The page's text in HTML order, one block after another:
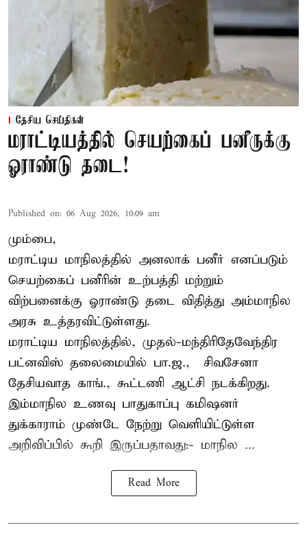
தேசிய செய்திகள்
மராட்டியத்தில் செயற்கைப் பனீருக்கு
ஓராண்டு தடை!
Published on: 06 Aug 2026, 10:09 am
மும்பை,
மராட்டிய மாநிலத்தில் அனலாக் பனீர் எனப்படும்
செயற்கைப் பனீரின் உற்பத்தி மற்றும்
விற்பனைக்கு ஓராண்டு தடை விதித்து அம்மாநில
அரசு உத்தரவிட்டுள்ளது.
மராட்டிய மாநிலத்தில், முதல்-மந்திரிதேவேந்திர
பட்னவிஸ் தலைமையில் பா.ஜ., – சிவசேனா –
தேசியவாத காங்., கூட்டணி ஆட்சி நடக்கிறது.
இம்மாநில உணவு பாதுகாப்பு கமிஷனர்
துக்காராம் முண்டே நேற்று வெளியிட்டுள்ள
அறிவிப்பில் கூறி இருப்பதாவது:- மாநில ...
Read More